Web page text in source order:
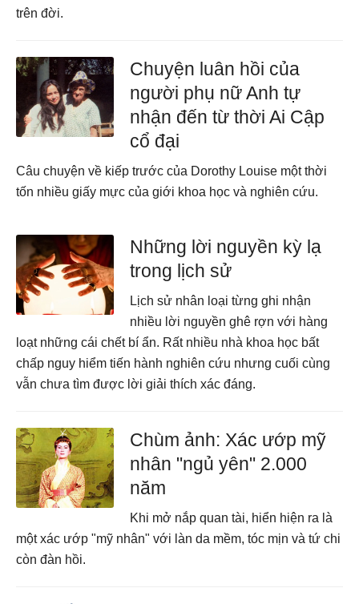
trên đời.
Chuyện luân hồi của
người phụ nữ Anh tự
nhận đến từ thời Ai Cập
cổ đại
Câu chuyện về kiếp trước của Dorothy Louise một thời
tốn nhiều giấy mực của giới khoa học và nghiên cứu.
Những lời nguyền kỳ lạ
trong lịch sử
Lịch sử nhân loại từng ghi nhận
nhiều lời nguyền ghê rợn với hàng
loạt những cái chết bí ẩn. Rất nhiều nhà khoa học bất
chấp nguy hiểm tiến hành nghiên cứu nhưng cuối cùng
vẫn chưa tìm được lời giải thích xác đáng.
Chùm ảnh: Xác ướp mỹ
nhân "ngủ yên" 2.000
năm
Khi mở nắp quan tài, hiển hiện ra là
một xác ướp "mỹ nhân" với làn da mềm, tóc mịn và tứ chi
còn đàn hồi.